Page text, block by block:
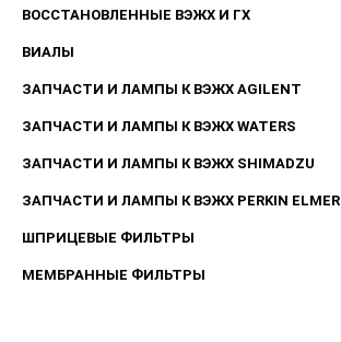
ВОССТАНОВЛЕННЫЕ ВЭЖХ И ГХ
ВИАЛЫ
ЗАПЧАСТИ И ЛАМПЫ К ВЭЖХ AGILENT
ЗАПЧАСТИ И ЛАМПЫ К ВЭЖХ WATERS
ЗАПЧАСТИ И ЛАМПЫ К ВЭЖХ SHIMADZU
ЗАПЧАСТИ И ЛАМПЫ К ВЭЖХ PERKIN ELMER
ШПРИЦЕВЫЕ ФИЛЬТРЫ
МЕМБРАННЫЕ ФИЛЬТРЫ